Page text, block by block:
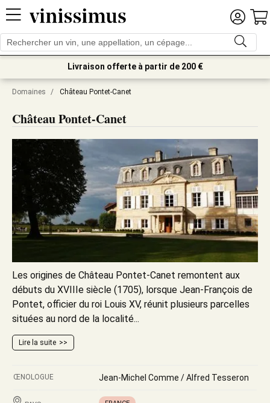
Livraison offerte à partir de 200 €
Domaines / Château Pontet-Canet
Château Pontet-Canet
Les origines de Château Pontet-Canet remontent aux
débuts du XVIIIe siècle (1705), lorsque Jean-François de
Pontet, officier du roi Louis XV, réunit plusieurs parcelles
situées au nord de la localité...
Lire la suite
ŒNOLOGUE Jean-Michel Comme / Alfred Tesseron